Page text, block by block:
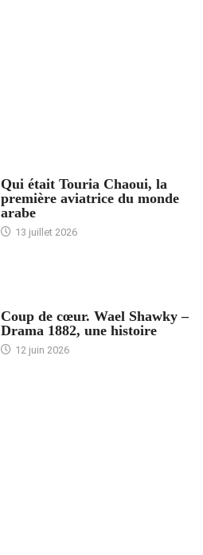
Qui était Touria Chaoui, la
première aviatrice du monde
arabe
13 juillet 2026
Coup de cœur. Wael Shawky –
Drama 1882, une histoire
12 juin 2026